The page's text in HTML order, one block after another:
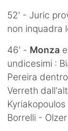
52' - Juric
non inquadra
46' - Monza e
undicesimi :
Pereira
Verreth
Borrelli -